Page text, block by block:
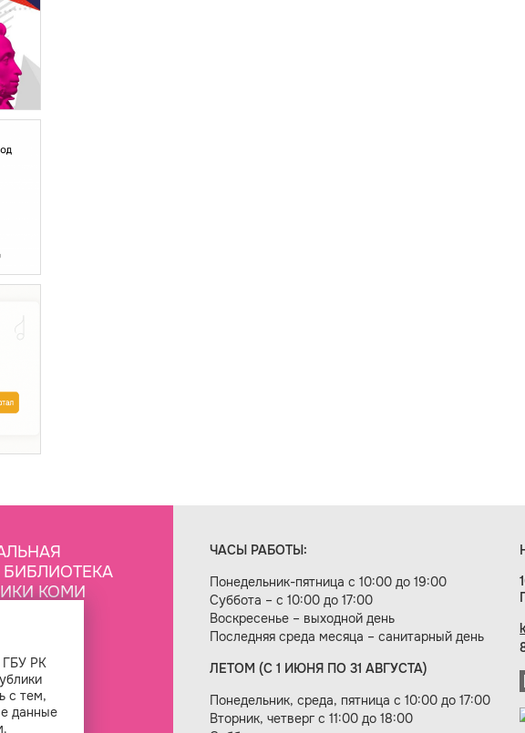
КОМИ
ЧАСЫ РАБОТЫ:
Понедельник-пятница с 10:00 до 19:00
Суббота – с 10:00 до 17:00
Воскресенье – выходной день
Последняя среда месяца – санитарный день
ЛЕТОМ (С 1 ИЮНЯ ПО 31 АВГУСТА)
Понедельник, среда, пятница с 10:00 до 17:00
Вторник, четверг с 11:00 до 18:00
Создание сайта — веб-студия «Цифровой век»
ГБУ РК
с тем,
данные